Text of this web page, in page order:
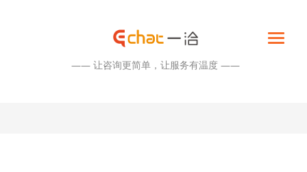
—— 让咨询更简单，让服务有温度 ——